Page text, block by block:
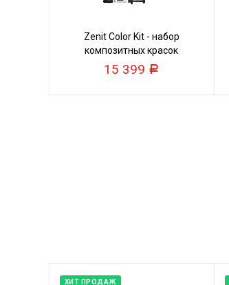
Zenit Color Kit - набор
композитных красок
15 399 Р
ХИТ ПРОДАЖ